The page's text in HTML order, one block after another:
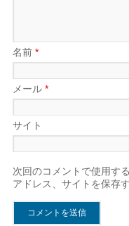
名前*
メール*
サイト
次回のコメントで使用す
アドレス、サイトを保存す